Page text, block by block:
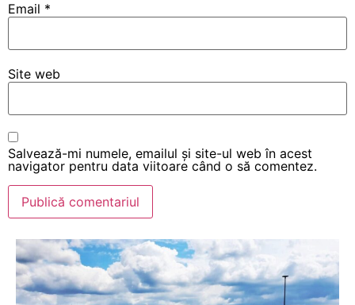
Email *
Site web
Salvează-mi numele, emailul și site-ul web în acest
navigator pentru data viitoare când o să comentez.